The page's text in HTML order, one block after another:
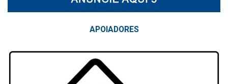
APOIADORES